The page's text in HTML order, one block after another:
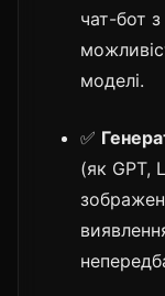
чат-бот
моделі.
✅
(як GPT,